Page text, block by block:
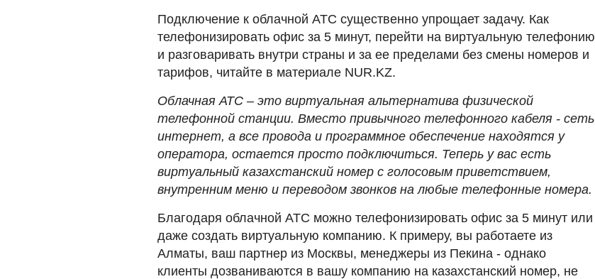
Подключение к облачной АТС существенно упрощает задачу. Как
телефонизировать офис за 5 минут, перейти на виртуальную телефонию
и разговаривать внутри страны и за ее пределами без смены номеров и
тарифов, читайте в материале NUR.KZ.
Облачная АТС – это виртуальная альтернатива физической
телефонной станции. Вместо привычного телефонного кабеля - сеть
интернет, а все провода и программное обеспечение находятся у
оператора, остается просто подключиться. Теперь у вас есть
виртуальный казахстанский номер с голосовым приветствием,
внутренним меню и переводом звонков на любые телефонные номера.
Благодаря облачной АТС можно телефонизировать офис за 5 минут или
даже создать виртуальную компанию. К примеру, вы работаете из
Алматы, ваш партнер из Москвы, менеджеры из Пекина - однако
клиенты дозваниваются в вашу компанию на казахстанский номер, не